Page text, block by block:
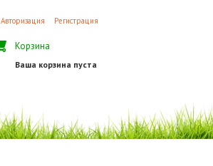
Авторизация Регистрация
Корзина
Ваша корзина пуста